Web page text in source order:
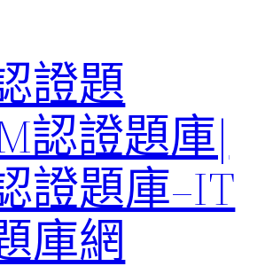
證題
認證題庫|
證題庫–IT
庫網